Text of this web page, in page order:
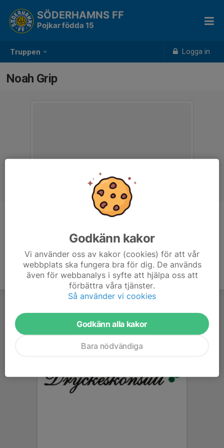
Truppen Logga in
SÖDERHAMNS FF
Pojkar födda 15
Noah Grip
Godkänn kakor
Vi använder oss av kakor (cookies) för att vår
webbplats ska fungera bra för dig. De används
även för webbanalys i syfte att hjälpa oss att
förbättra våra tjänster.
Så använder vi cookies
Godkänn alla kakor
Bara nödvändiga